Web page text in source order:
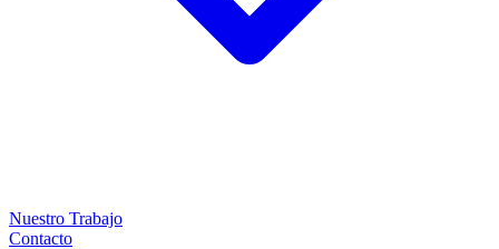
Nuestro Trabajo
Contacto